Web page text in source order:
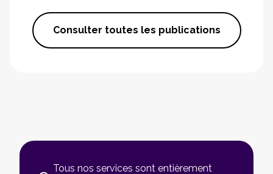
Consulter toutes les publications
Tous nos services sont entièrement